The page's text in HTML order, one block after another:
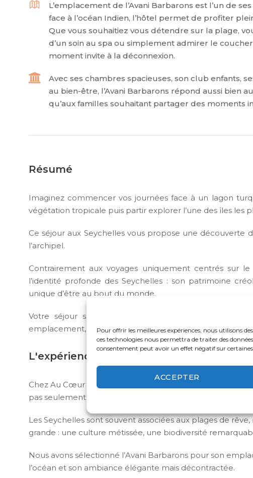
Pour offrir les meilleures expériences, nous utilisons
ces technologies nous permettra de traiter des
consentement peut avoir un effet négatif sur
ACCEPTER
L’emplacement de l’Avani Barbarons est l’un de
face à l’océan Indien, l’hôtel permet de profiter
Que vous souhaitiez vous détendre sur la plage,
d’un soin au spa ou simplement admirer le
moment invite à la déconnexion.
Avec ses chambres spacieuses, son club enfants,
au bien-être, l’Avani Barbarons répond aussi bien
qu’aux familles souhaitant partager des moments
Résumé
Imaginez commencer vos journées face à un lagon
végétation tropicale puis partir explorer l’une des îles les
Ce séjour aux Seychelles vous propose une découverte
l’archipel.
Contrairement aux voyages uniquement centrés sur
l’identité profonde des Seychelles : son patrimoine
unique d’être au bout du monde.
Votre séjour se déroule à l’Avani Barbarons
emplacement, son atmosphère et son équilibre entre
L'expérience Au Cœur Du Voyage
Chez Au Cœur du Voyage, nous aimons proposer des
pas seulement d’y séjourner.
Les Seychelles sont souvent associées aux plages de
grande : une culture métissée, une biodiversité
Nous avons sélectionné l’Avani Barbarons pour son
l’océan et son ambiance élégante mais décontractée.